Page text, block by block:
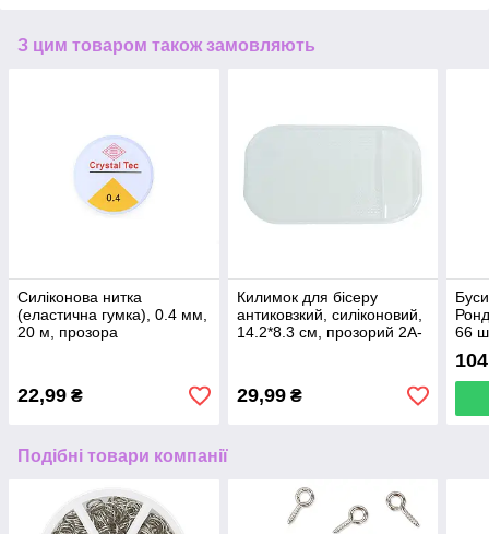
З цим товаром також замовляють
Силіконова нитка
(еластична гумка), 0.4 мм,
20 м, прозора
22,99 ₴
Килимок для бісеру
антиковзкий, силіконовий,
14.2*8.3 см, прозорий 2A-
29,99₴
66
Подібні товари компанії